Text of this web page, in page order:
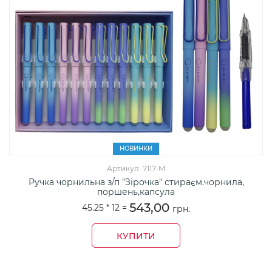
НОВИНКИ
Артикул: 7117-М
Ручка чорнильна з/п "Зірочка" стираєм.чорнила,
поршень,капсула
45.25 * 12 = 543,00 грн.
КУПИТИ